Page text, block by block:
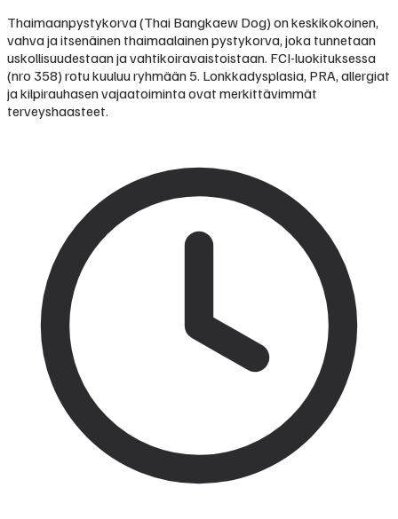
Thaimaanpystykorva (Thai Bangkaew Dog) on keskikokoinen,
vahva ja itsenäinen thaimaalainen pystykorva, joka tunnetaan
uskollisuudestaan ja vahtikoiravaistoistaan. FCI-luokituksessa
(nro 358) rotu kuuluu ryhmään 5. Lonkkadysplasia, PRA, allergiat
ja kilpirauhasen vajaatoiminta ovat merkittävimmät
terveyshaasteet.